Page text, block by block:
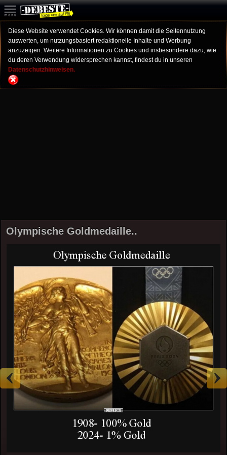
Diese Website verwendet Cookies. Wir können damit die Seitennutzung
auswerten, um nutzungsbasiert redaktionelle Inhalte und Werbung
anzuzeigen. Weitere Informationen zu Cookies und insbesondere dazu, wie
du deren Verwendung widersprechen kannst, findest du in unseren
Datenschutzhinweisen.
Olympische Goldmedaille..